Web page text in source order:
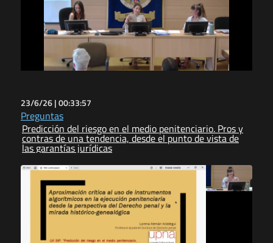
23/6/26 |00:33:57
Preguntas
Predicción del riesgo en el medio penitenciario. Pros y
contras de una tendencia, desde el punto de vista de
las garantías jurídicas